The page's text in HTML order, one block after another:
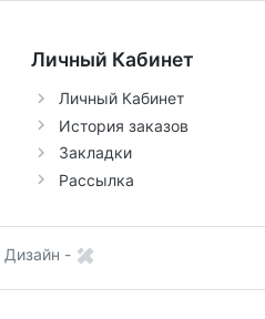
Личный Кабинет
Личный Кабинет
История заказов
Закладки
Рассылка
Дизайн -